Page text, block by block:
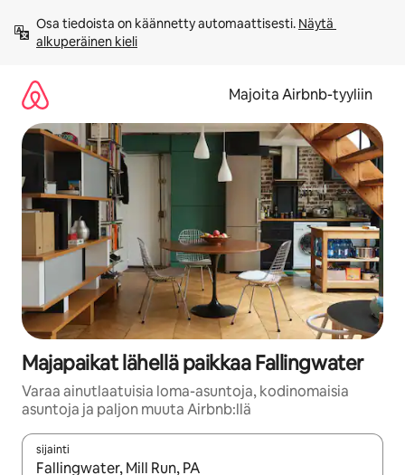
sisältö
väliin
Osa tiedoista on käännetty automaattisesti. Näytä
alkuperäinen kieli
Majoita Airbnb-tyyliin
Majapaikat lähellä paikkaa Fallingwater
Varaa ainutlaatuisia loma-asuntoja, kodinomaisia
asuntoja ja paljon muuta Airbnb:llä
sijainti
Kun tulokset ovat saatavilla, navigoi ylös- ja alas-